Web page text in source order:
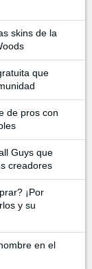
skins de la
que
de pros con
Guys que
creadores
¡Por
y su
en el